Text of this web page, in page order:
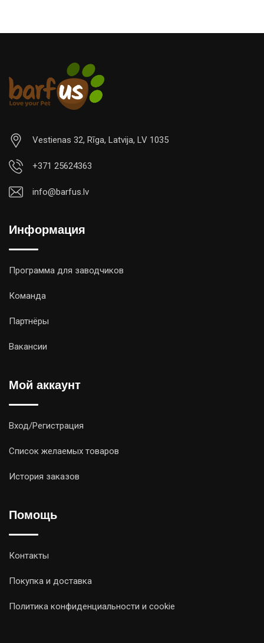
Vestienas 32, Rīga, Latvija, LV 1035
+371 25624363
info@barfus.lv
Информация
Программа для заводчиков
Команда
Партнёры
Вакансии
Мой аккаунт
Вход/Регистрация
Список желаемых товаров
История заказов
Помощь
Контакты
Покупка и доставка
Политика конфиденциальности и cookie